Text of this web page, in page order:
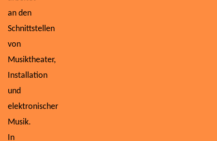
an den
Schnittstellen
von
Musiktheater,
Installation
und
elektronischer
Musik.
In